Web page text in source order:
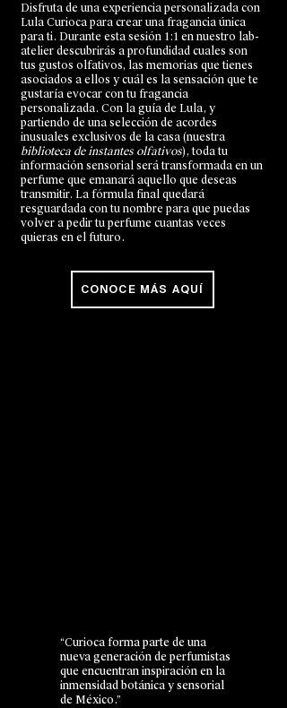
Disfruta de una experiencia personalizada con
Lula Curioca para crear una fragancia única
para ti. Durante esta sesión 1:1 en nuestro lab-
atelier descubrirás a profundidad cuales son
tus gustos olfativos, las memorias que tienes
asociados a ellos y cuál es la sensación que te
gustaría evocar con tu fragancia
personalizada. Con la guía de Lula, y
partiendo de una selección de acordes
inusuales exclusivos de la casa (nuestra
biblioteca de instantes olfativos), toda tu
información sensorial será transformada en un
perfume que emanará aquello que deseas
transmitir. La fórmula final quedará
resguardada con tu nombre para que puedas
volver a pedir tu perfume cuantas veces
quieras en el futuro.
CONOCE MÁS AQUÍ
“Curioca forma parte de una
nueva generación de perfumistas
que encuentran inspiración en la
inmensidad botánica y sensorial
de México.”